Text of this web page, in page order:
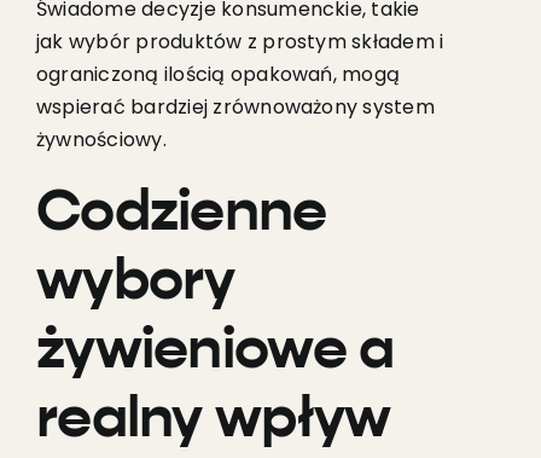
Świadome decyzje konsumenckie, takie
jak wybór produktów z prostym składem i
ograniczoną ilością opakowań, mogą
wspierać bardziej zrównoważony system
żywnościowy.
Codzienne
wybory
żywieniowe a
realny wpływ